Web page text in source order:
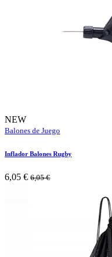
NEW
Balones de Juego
Inflador Balones Rugby
6,05 € 6,05€